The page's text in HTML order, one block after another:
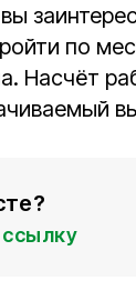
по
Насчёт
ссылку